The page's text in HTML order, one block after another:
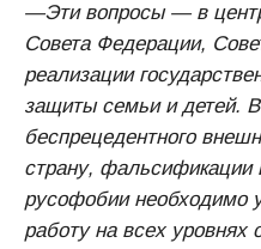
—Эти вопросы — в
Совета Федерации,
реализации
защиты семьи и детей.
беспрецедентного
страну, фальсификации
русофобии необходимо
работу на всех уровнях